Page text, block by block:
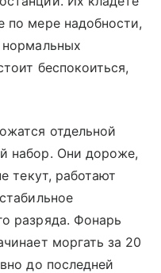
по мере надобности,
беспокоиться,
отдельной
набор. Они дороже,
текут, работают
разряда. Фонарь
моргать за 20
до последней